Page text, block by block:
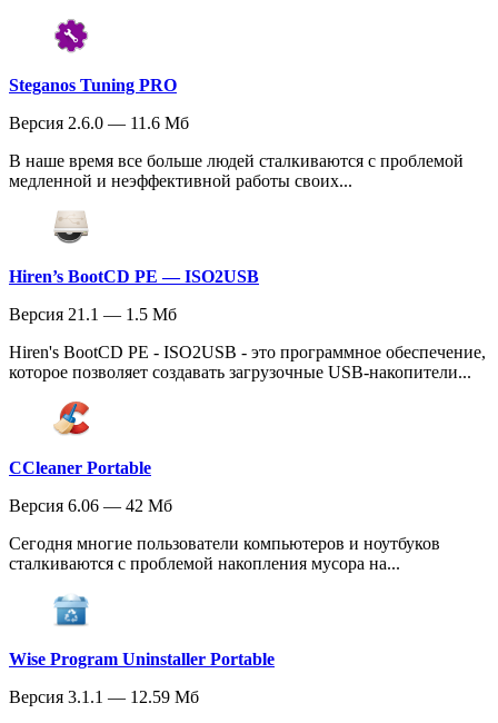
Steganos Tuning PRO
Версия 2.6.0 — 11.6 Мб
В наше время все больше людей сталкиваются с проблемой
медленной и неэффективной работы своих...
Hiren’s BootCD PE — ISO2USB
Версия 21.1 — 1.5 Мб
Hiren's BootCD PE - ISO2USB - это программное обеспечение,
которое позволяет создавать загрузочные USB-накопители...
CCleaner Portable
Версия 6.06 — 42 Мб
Сегодня многие пользователи компьютеров и ноутбуков
сталкиваются с проблемой накопления мусора на...
Wise Program Uninstaller Portable
Версия 3.1.1 — 12.59 Мб